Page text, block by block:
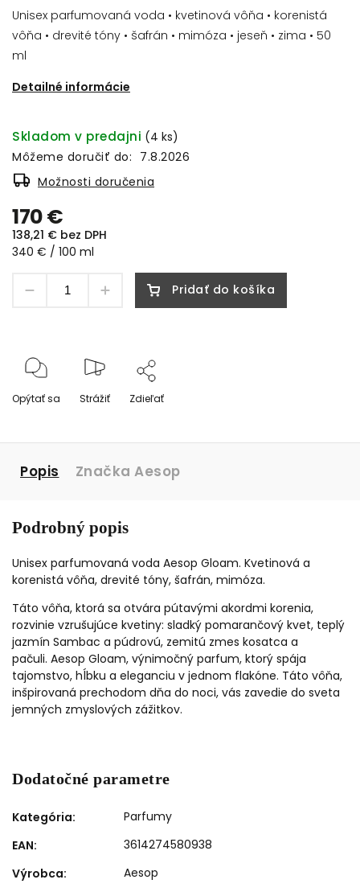
Unisex parfumovaná voda • kvetinová vôňa • korenistá
vôňa • drevité tóny • šafrán • mimóza • jeseň • zima • 50
ml
Detailné informácie
170 €
138,21 € bez DPH
340 € / 100 ml
Skladom v predajni (4 ks)
Môžeme doručiť do: 7.8.2026
Možnosti doručenia
Pridať do košíka
Opýtať sa Strážiť Zdieľať
Popis Značka Aesop
Podrobný popis
Unisex parfumovaná voda Aesop Gloam. Kvetinová a
korenistá vôňa, drevité tóny, šafrán, mimóza.
Táto vôňa, ktorá sa otvára pútavými akordmi korenia,
rozvinie vzrušujúce kvetiny: sladký pomarančový kvet, teplý
jazmín Sambac a púdrovú, zemitú zmes kosatca a
pačuli. Aesop Gloam, výnimočný parfum, ktorý spája
tajomstvo, hĺbku a eleganciu v jednom flakóne. Táto vôňa,
inšpirovaná prechodom dňa do noci, vás zavedie do sveta
jemných zmyslových zážitkov.
Dodatočné parametre
Kategória:
Parfumy
EAN:
3614274580938
Výrobca: Aesop